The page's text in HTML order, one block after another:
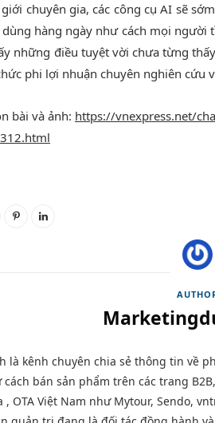
giới chuyên gia, các công cụ AI sẽ
hàng ngày như cách mọi người
những điều tuyệt vời chưa từng
phi lợi nhuận chuyên nghiên cứu
bài và ảnh: https://vnexpress.net/
là kênh chuyên chia sẻ thông tin về
bán sản phẩm trên các trang
, OTA Việt Nam như Mytour, Sendo,